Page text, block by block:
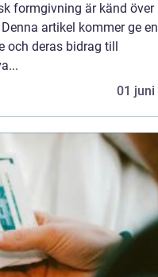
formgivning är känd över
artikel kommer ge en
och deras bidrag till
01 juni